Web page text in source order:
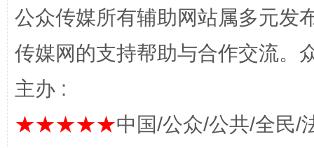
完善运行机制助力责任有效落实 一纸欠
公众传媒所有辅助网站属多元发
传媒网的支持帮助与合作交流。
主办 :
★★★★★中国/公众/公共/全民/